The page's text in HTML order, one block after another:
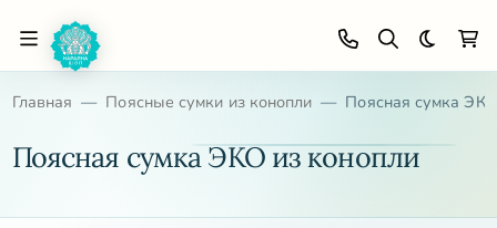
Темная
Главная Поясные сумки из конопли Поясная сумка
Поясная сумка ЭКО из конопли